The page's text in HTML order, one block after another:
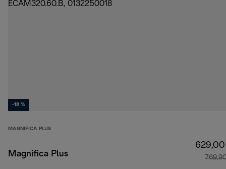
-18 %
MAGNIFICA PLUS
Magnifica Plus